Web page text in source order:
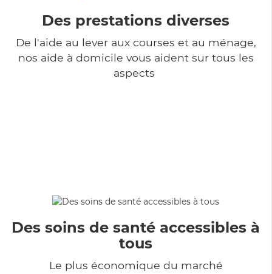
Des prestations diverses
De l'aide au lever aux courses et au ménage,
nos aide à domicile vous aident sur tous les
aspects
Des soins de santé accessibles à
tous
Le plus économique du marché